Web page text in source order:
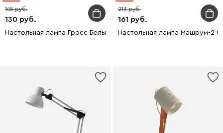
130
145
Настольная лампа Гросс Белый
161
213
Настольная лампа Машрум-2